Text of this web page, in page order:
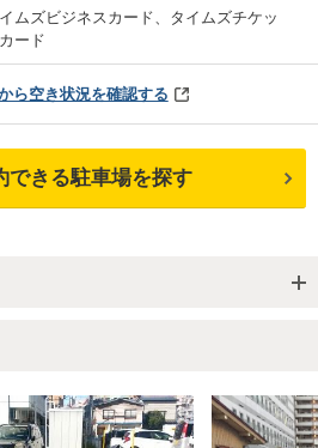
ムズビジネスカード、タイムズチケッ
ード
ら空き状況を確認する
できる駐車場を探す